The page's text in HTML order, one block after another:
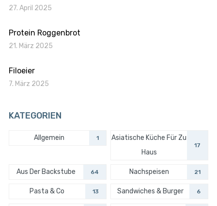
27. April 2025
Protein Roggenbrot
21. März 2025
Filoeier
7. März 2025
KATEGORIEN
Allgemein 1
Asiatische Küche Für Zu
Haus
17
Aus Der Backstube 64 Nachspeisen 21
Pasta & Co 13 Sandwiches & Burger 6